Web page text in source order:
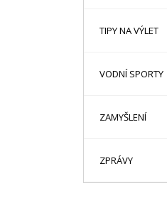
TIPY NA VÝLET
VODNÍ SPORTY
ZAMYŠLENÍ
ZPRÁVY